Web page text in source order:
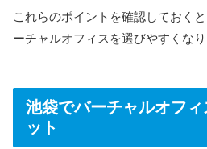
議室・ホテルをワークスペース
で利用可能。提携拠点が全国に
公式HPは
これらのポイントを確認しておく
ーチャルオフィスを選びやすくなり
池袋でバーチャルオフ
ット